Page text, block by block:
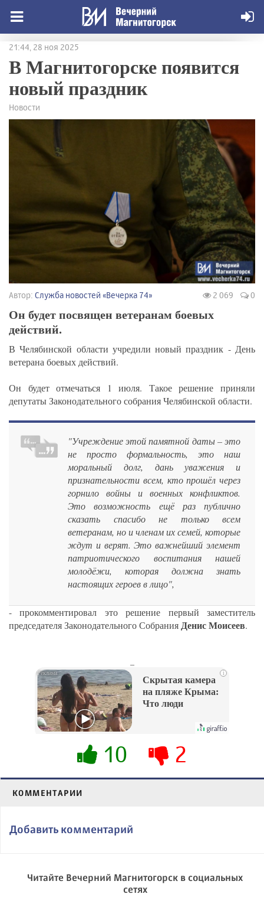
21:44, 28 ноя 2025
В Магнитогорске появится
новый праздник
Новости
Автор: Служба новостей «Вечерка 74» 2 069 0
Он будет посвящен ветеранам боевых
действий.
В Челябинской области учредили новый праздник - День
ветерана боевых действий.
Он будет отмечаться 1 июля. Такое решение приняли
депутаты Законодательного собрания Челябинской области.
"Учреждение этой памятной даты – это
не просто формальность, это наш
моральный долг, дань уважения и
признательности всем, кто прошёл через
горнило войны и военных конфликтов.
Это возможность ещё раз публично
сказать спасибо не только всем
ветеранам, но и членам их семей, которые
ждут и верят. Это важнейший элемент
патриотического воспитания нашей
молодёжи, которая должна знать
настоящих героев в лицо",
- прокомментировал это решение первый заместитель
председателя Законодательного СобранияДенис Моисеев.
i
Скрытая камера
на пляже Крыма:
Что люди
их не видят...
10 2
КОММЕНТАРИИ
Добавить комментарий
Читайте Вечерний Магнитогорск в социальных
сетях